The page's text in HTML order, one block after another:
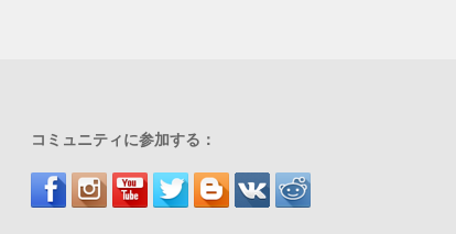
コミュニティに参加する：